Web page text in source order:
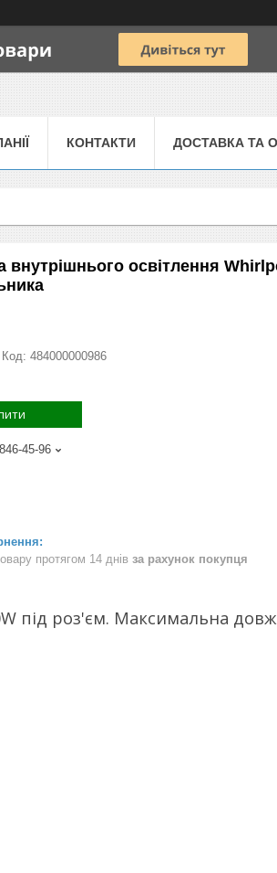
КОНТАКТИ ДОСТАВКА ТА
внутрішнього освітлення
Код: 484000000986
45-96
протягом 14 днів за рахунок покупця
під роз'єм. Максимальна